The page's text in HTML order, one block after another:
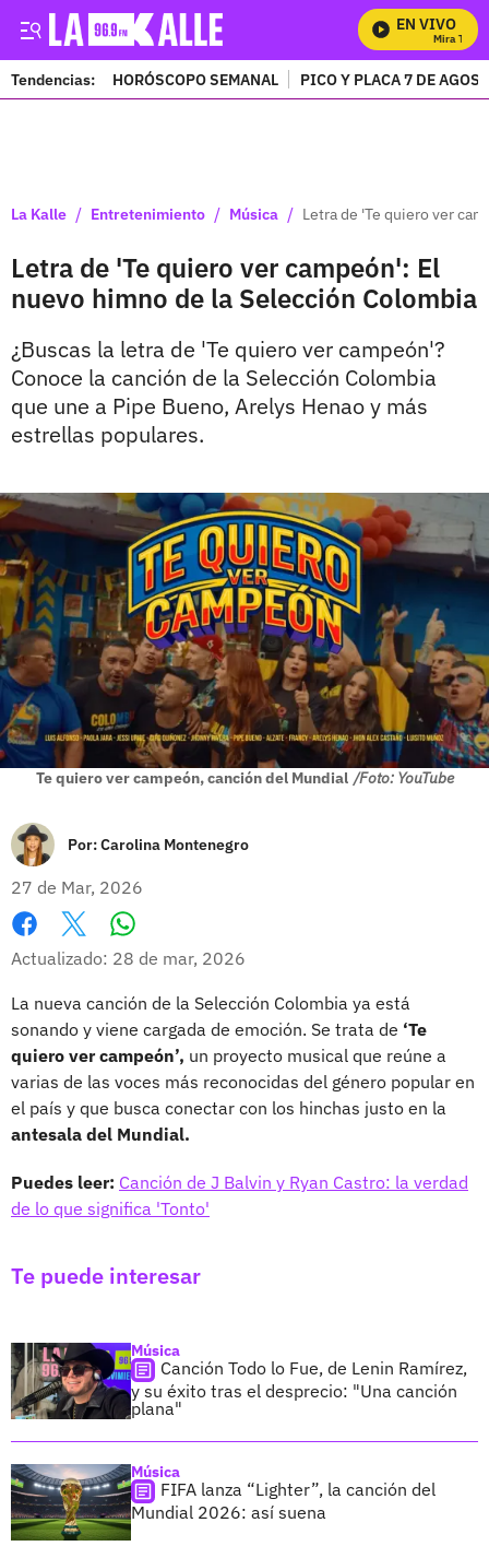
EN VIVO
Mira Todos
Tendencias: HORÓSCOPO SEMANAL PICO Y PLACA 7 DE
La Kalle / Entretenimiento / Música / Letra de 'Te quiero ver
Letra de 'Te quiero ver campeón': El
nuevo himno de la Selección Colombia
¿Buscas la letra de 'Te quiero ver campeón'?
Conoce la canción de la Selección Colombia
que une a Pipe Bueno, Arelys Henao y más
estrellas populares.
Te quiero ver campeón, canción del Mundial /Foto: YouTube
Por:Carolina Montenegro
27 de Mar, 2026
Facebook
X
Actualizado: 28 de mar, 2026
La nueva canción de la Selección Colombia ya está
sonando y viene cargada de emoción. Se trata de ‘Te
quiero ver campeón’, un proyecto musical que reúne a
varias de las voces más reconocidas del género popular en
el país y que busca conectar con los hinchas justo en la
antesala del Mundial.
Puedes leer: Canción de J Balvin y Ryan Castro: la verdad
de lo que significa 'Tonto'
Te puede interesar
Música
Canción Todo lo Fue, de Lenin Ramírez,
y su éxito tras el desprecio: "Una canción
plana"
Música
FIFA lanza “Lighter”, la canción del
Mundial 2026: así suena